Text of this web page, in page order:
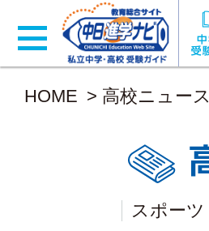
HOME > 高校ニュース
スポーツ